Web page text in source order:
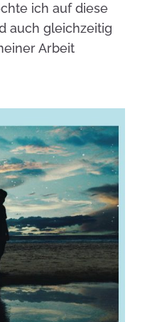
ich auf diese
auch gleichzeitig
Arbeit